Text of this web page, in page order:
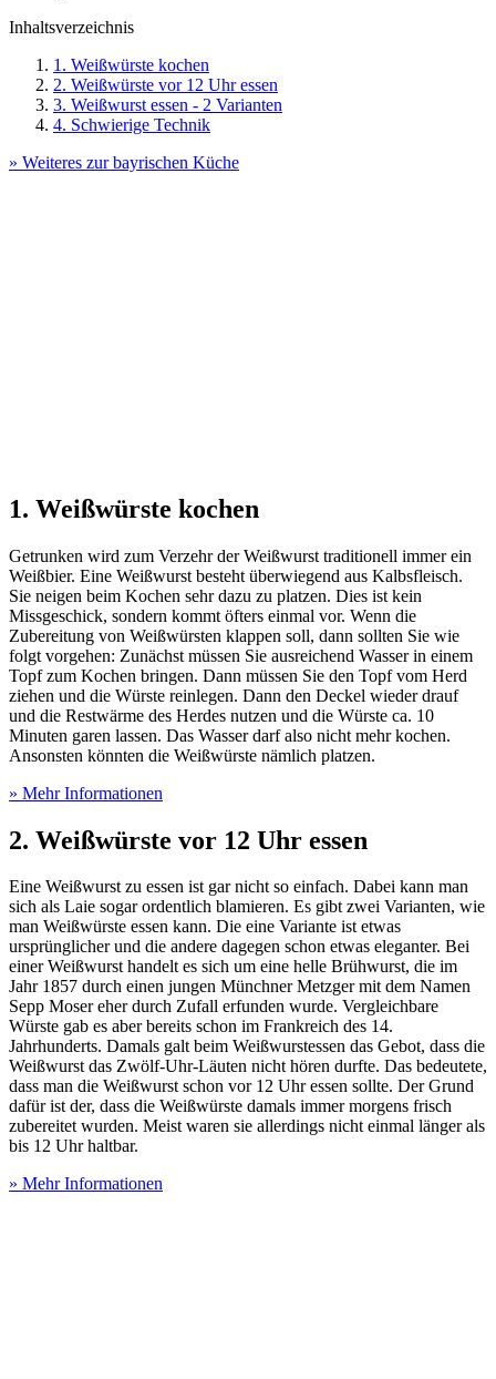
Inhaltsverzeichnis
1. Weißwürste kochen
2. Weißwürste vor 12 Uhr essen
3. Weißwurst essen - 2 Varianten
4. Schwierige Technik
» Weiteres zur bayrischen Küche
1. Weißwürste kochen
Getrunken wird zum Verzehr der Weißwurst traditionell immer ein
Weißbier. Eine Weißwurst besteht überwiegend aus Kalbsfleisch.
Sie neigen beim Kochen sehr dazu zu platzen. Dies ist kein
Missgeschick, sondern kommt öfters einmal vor. Wenn die
Zubereitung von Weißwürsten klappen soll, dann sollten Sie wie
folgt vorgehen: Zunächst müssen Sie ausreichend Wasser in einem
Topf zum Kochen bringen. Dann müssen Sie den Topf vom Herd
ziehen und die Würste reinlegen. Dann den Deckel wieder drauf
und die Restwärme des Herdes nutzen und die Würste ca. 10
Minuten garen lassen. Das Wasser darf also nicht mehr kochen.
Ansonsten könnten die Weißwürste nämlich platzen.
» Mehr Informationen
2. Weißwürste vor 12 Uhr essen
Eine Weißwurst zu essen ist gar nicht so einfach. Dabei kann man
sich als Laie sogar ordentlich blamieren. Es gibt zwei Varianten, wie
man Weißwürste essen kann. Die eine Variante ist etwas
ursprünglicher und die andere dagegen schon etwas eleganter. Bei
einer Weißwurst handelt es sich um eine helle Brühwurst, die im
Jahr 1857 durch einen jungen Münchner Metzger mit dem Namen
Sepp Moser eher durch Zufall erfunden wurde. Vergleichbare
Würste gab es aber bereits schon im Frankreich des 14.
Jahrhunderts. Damals galt beim Weißwurstessen das Gebot, dass die
Weißwurst das Zwölf-Uhr-Läuten nicht hören durfte. Das bedeutete,
dass man die Weißwurst schon vor 12 Uhr essen sollte. Der Grund
dafür ist der, dass die Weißwürste damals immer morgens frisch
zubereitet wurden. Meist waren sie allerdings nicht einmal länger als
bis 12 Uhr haltbar.
» Mehr Informationen